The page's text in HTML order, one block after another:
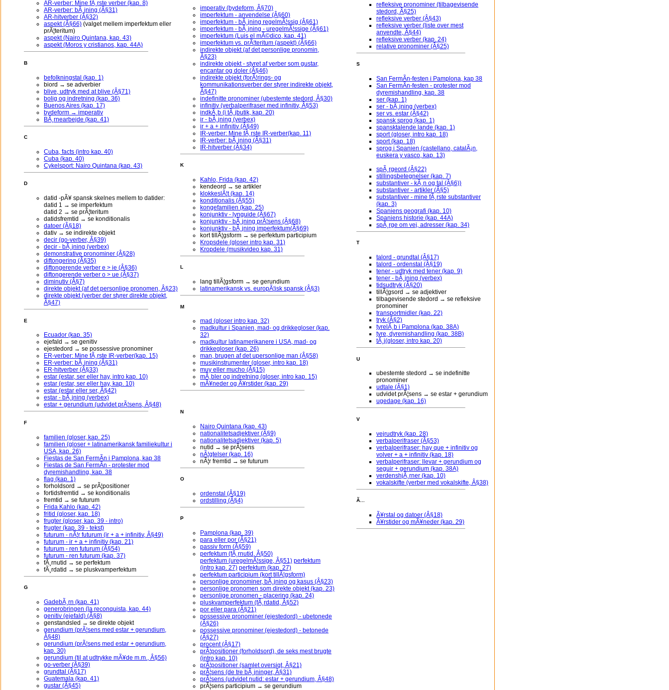
AR-verber: Mine fÃ¸rste verber (kap. 8)
AR-verber: bÃ¸jning (Â§31)
AR-hitverber (Â§32)
aspekt (Â§66) (valget mellem imperfektum eller
prÃ¦teritum)
aspekt (Nairo Quintana, kap. 43)
aspekt (Moros y cristianos, kap. 44A)
B
befolkningstal (kap. 1)
biord → se adverbier
blive, udtryk med at blive (Â§71)
bolig og indretning (kap. 36)
Buenos Aires (kap. 17)
bydeform → imperativ
BÃ¸rnearbejde (kap. 41)
C
Cuba, facts (intro kap. 40)
Cuba (kap. 40)
Cykelsport: Nairo Quintana (kap. 43)
D
datid -pÃ¥ spansk skelnes mellem to datider:
datid 1 → se imperfektum
datid 2 → se prÃ¦teritum
datidsfremtid → se konditionalis
datoer (Â§18)
dativ → se indirekte objekt
decir (go-verber, Â§39)
decir - bÃ¸jning (verbex)
demonstrative pronominer (Â§28)
diftongering (Â§35)
diftongerende verber e > ie (Â§36)
diftongerende verber o > ue (Â§37)
diminutiv (Â§7)
direkte objekt (af det personlige pronomen, Â§23)
direkte objekt (verber der styrer direkte objekt,
Â§47)
E
Ecuador (kap. 35)
ejefald → se genitiv
ejestedord → se possessive pronominer
ER-verber: Mine fÃ¸rste IR-verber(kap. 15)
ER-verber: bÃ¸jning (Â§31)
ER-hitverber (Â§33)
estar (estar, ser eller hay, intro kap. 10)
estar (estar, ser eller hay, kap. 10)
estar (estar eller ser, Â§42)
estar - bÃ¸jning (verbex)
estar + gerundium (udvidet prÃ¦sens, Â§48)
F
familien (gloser, kap. 25)
familien (gloser + latinamerikansk familiekultur i
USA, kap. 26)
Fiestas de San FermÃ­n i Pamplona, kap 38
Fiestas de San FermÃ­n - protester mod
dyremishandling, kap. 38
flag (kap. 1)
forholdsord → se prÃ¦positioner
fortidsfremtid → se konditionalis
fremtid → se futurum
Frida Kahlo (kap. 42)
fritid (gloser, kap. 18)
frugter (gloser, kap. 39 - intro)
frugter (kap. 39 - tekst)
futurum - nÃ¦r futurum (ir + a + infinitiv, Â§49)
futurum - ir + a + infinitiv (kap. 21)
futurum - ren futurum (Â§54)
futurum - ren futurum (kap. 37)
fÃ¸rnutid → se perfektum
fÃ¸rdatid → se pluskvamperfektum
G
GadebÃ¸rn (kap. 41)
generobringen (la reconquista, kap. 44)
genitiv (ejefald) (Â§8)
genstandsled → se direkte objekt
gerundium (prÃ¦sens med estar + gerundium,
Â§48)
gerundium (prÃ¦sens med estar + gerundium,
kap. 30)
gerundium (til at udtrykke mÃ¥de m.m., Â§56)
go-verber (Â§39)
grundtal (Â§17)
Guatemala (kap. 41)
gustar (Â§45)
imperativ (bydeform, Â§70)
imperfektum - anvendelse (Â§60)
imperfektum - bÃ¸jning regelmÃ¦ssig (Â§61)
imperfektum - bÃ¸jning - uregelmÃ¦ssige (Â§61)
imperfektum (Luis el mÃ©dico, kap. 41)
imperfektum vs. prÃ¦teritum (aspekt) (Â§66)
indirekte objekt (af det personlige pronomin,
Â§23)
indirekte objekt - styret af verber som gustar,
encantar og doler (Â§46)
indirekte objekt (forÃ¦rings- og
kommunikationsverber der styrer indirekte objekt,
Â§47)
indefinitte pronominer (ubestemte stedord, Â§30)
infinitiv (verbalperifraser med infinitiv, Â§53)
indkÃ¸b (i tÃ¸jbutik, kap. 20)
ir - bÃ¸jning (verbex)
ir + a + infinitiv (Â§49)
IR-verber: Mine fÃ¸rste IR-verber(kap. 11)
IR-verber: bÃ¸jning (Â§31)
IR-hitverber (Â§34)
K
Kahlo, Frida (kap. 42)
kendeord → se artikler
klokkeslÃ¦t (kap. 14)
konditionalis (Â§55)
kongefamilien (kap. 25)
konjunktiv - lynguide (Â§67)
konjunktiv - bÃ¸jning prÃ¦sens (Â§68)
konjunktiv - bÃ¸jning imperfektum(Â§69)
kort tillÃ¦gsform → se perfektum participium
Kropsdele (gloser intro kap. 31)
Kropdele (musikvideo kap. 31)
L
lang tillÃ¦gsform → se gerundium
latinamerikansk vs. europÃ¦isk spansk (Â§3)
M
mad (gloser intro kap. 32)
madkultur i Spanien, mad- og drikkegloser (kap.
32)
madkultur latinamerikanere i USA, mad- og
drikkegloser (kap. 26)
man, brugen af det upersonlige man (Â§58)
musikinstrumenter (gloser, intro kap. 18)
muy eller mucho (Â§15)
mÃ¸bler og indretning (gloser, intro kap. 15)
mÃ¥neder og Ã¥rstider (kap. 29)
N
Nairo Quintana (kap. 43)
nationalitetsadjektiver (Â§9)
nationalitetsadjektiver (kap. 5)
nutid → se prÃ¦sens
nÃ¦gtelser (kap. 16)
nÃ¦r fremtid → se futurum
O
ordenstal (Â§19)
ordstilling (Â§4)
P
Pamplona (kap. 39)
para eller por (Â§21)
passiv form (Â§59)
perfektum (fÃ¸rnutid, Â§50)
perfektum (uregelmÃ¦ssige, Â§51) perfektum
(intro kap. 27) perfektum (kap. 27)
perfektum participium (kort tillÃ¦gsform)
personlige pronominer, bÃ¸jning og kasus (Â§23)
personlige pronomen som direkte objekt (kap. 23)
personlige pronomen - placering (kap. 24)
pluskvamperfektum (fÃ¸rdatid, Â§52)
por eller para (Â§21)
possessive pronominer (ejestedord) - ubetonede
(Â§26)
possessive pronominer (ejestedord) - betonede
(Â§27)
procent (Â§17)
prÃ¦positioner (forholdsord), de seks mest brugte
(intro kap. 10)
prÃ¦positioner (samlet oversigt, Â§21)
prÃ¦sens (de tre bÃ¸jninger, Â§31)
prÃ¦sens (udvidet nutid: estar + gerundium, Â§48)
prÃ¦sens participium → se gerundium
refleksive pronominer (tilbagevisende
stedord, Â§25)
refleksive verber (Â§43)
refleksive verber (liste over mest
anvendte, Â§44)
refleksive verber (kap. 24)
relative pronominer (Â§25)
S
San FermÃ­n-festen i Pamplona, kap 38
San FermÃ­n-festen - protester mod
dyremishandling, kap. 38
ser (kap. 1)
ser - bÃ¸jning (verbex)
ser vs. estar (Â§42)
spansk sprog (kap. 1)
spansktalende lande (kap. 1)
sport (gloser, intro kap. 18)
sport (kap. 18)
sprog i Spanien (castellano, catalÃ¡n,
euskera y vasco, kap. 13)
spÃ¸rgeord (Â§22)
stillingsbetegnelser (kap. 7)
substantiver - kÃ¸n og tal (Â§6))
substantiver - artikler (Â§5)
substantiver - mine fÃ¸rste substantiver
(kap. 3)
Spaniens geografi (kap. 10)
Spaniens historie (kap. 44A)
spÃ¸rge om vej, adresser (kap. 34)
T
talord - grundtal (Â§17)
talord - ordenstal (Â§19)
tener - udtryk med tener (kap. 9)
tener - bÃ¸jning (verbex)
tidsudtryk (Â§20)
tillÃ¦gsord → se adjektiver
tilbagevisende stedord → se refleksive
pronominer
transportmidler (kap. 22)
tryk (Â§2)
tyrelÃ¸b i Pamplona (kap. 38A)
tyre, dyremishandling (kap. 38B)
tÃ¸j(gloser, intro kap. 20)
U
ubestemte stedord → se indefinitte
pronominer
udtale (Â§1)
udvidet prÃ¦sens → se estar + gerundium
ugedage (kap. 16)
V
vejrudtryk (kap. 28)
verbalperifraser (Â§53)
verbalperifraser: hay que + infinitiv og
volver + a + infinitiv (kap. 18)
verbalperifraser: llevar + gerundium og
seguir + gerundium (kap. 38A)
verdenshjÃ¸rner (kap. 10)
vokalskifte (verber med vokalskifte, Â§38)
Ã…
Ã¥rstal og datoer (Â§18)
Ã¥rstider og mÃ¥neder (kap. 29)